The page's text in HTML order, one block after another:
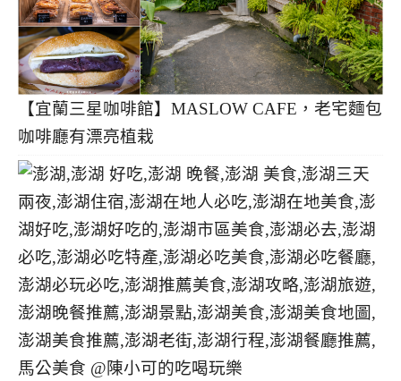
【宜蘭三星咖啡館】MASLOW CAFE，老宅麵包
咖啡廳有漂亮植栽